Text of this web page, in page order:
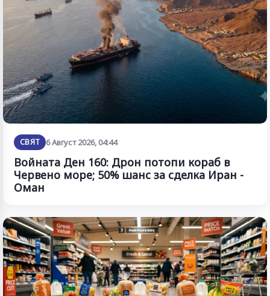
СВЯТ 6 Август 2026, 04:44
Войната Ден 160: Дрон потопи кораб в
Червено море; 50% шанс за сделка Иран -
Оман